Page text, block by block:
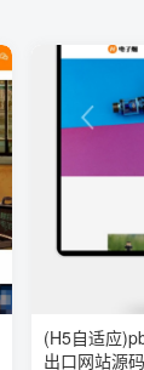
(H5自适应
出口网站源